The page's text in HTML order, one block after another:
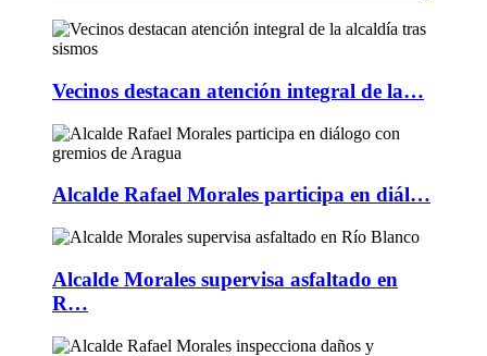
Vecinos destacan atención integral de la…
Alcalde Rafael Morales participa en diál…
Alcalde Morales supervisa asfaltado en
R…